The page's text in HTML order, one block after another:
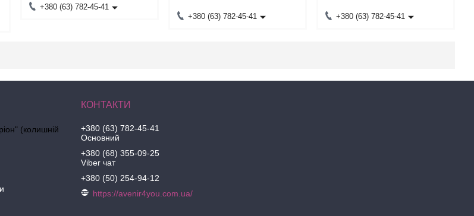
+380 (63) 782-45-41
+380 (63) 782-45-41 +380 (63) 782-45-41
(колишній
+380 (63) 782-45-41
Основний
+380 (68) 355-09-25
Viber чат
+380 (50) 254-94-12
https://avenir4you.com.ua/